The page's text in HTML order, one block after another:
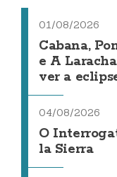
01/08/2026
Cabana,
e A
ver a
04/08/2026
O
la Sierra